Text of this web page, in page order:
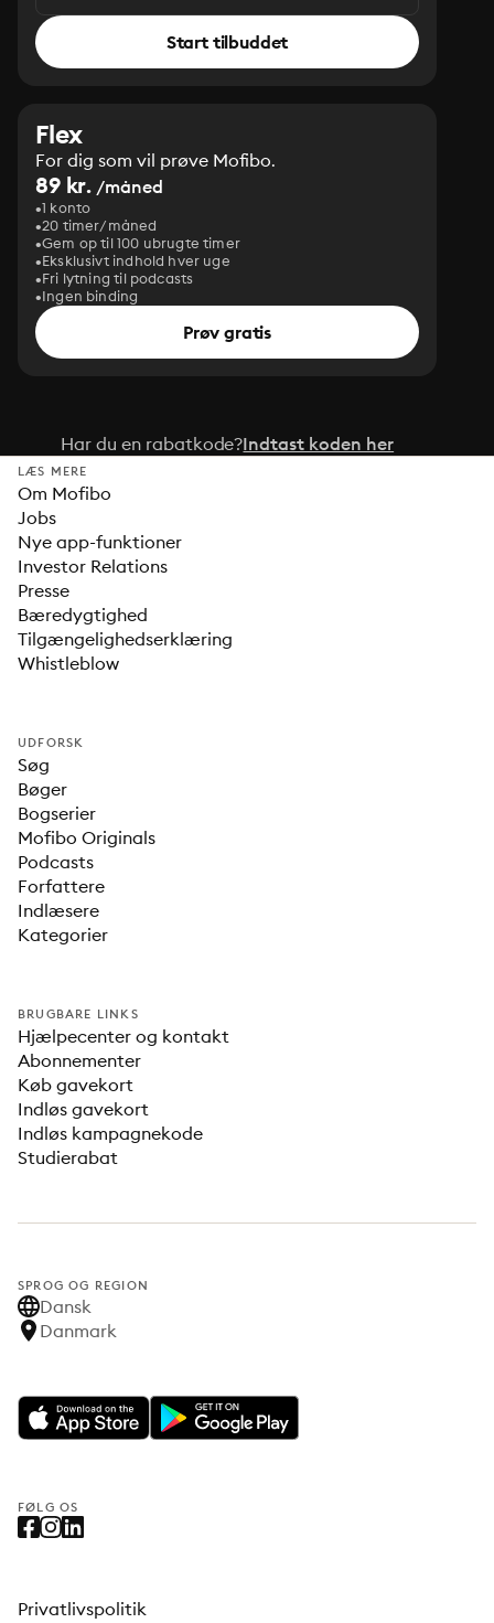
Start tilbuddet
Flex
For dig som vil prøve Mofibo.
89 kr. /måned
1 konto
20 timer/måned
Gem op til 100 ubrugte timer
Eksklusivt indhold hver uge
Fri lytning til podcasts
Ingen binding
Prøv gratis
Har du en rabatkode?Indtast koden her
LÆS MERE
Om Mofibo
Jobs
Nye app-funktioner
Investor Relations
Presse
Bæredygtighed
Tilgængelighedserklæring
Whistleblow
UDFORSK
Søg
Bøger
Bogserier
Mofibo Originals
Podcasts
Forfattere
Indlæsere
Kategorier
BRUGBARE LINKS
Hjælpecenter og kontakt
Abonnementer
Køb gavekort
Indløs gavekort
Indløs kampagnekode
Studierabat
SPROG OG REGION
Dansk
Danmark
FØLG OS
Privatlivspolitik